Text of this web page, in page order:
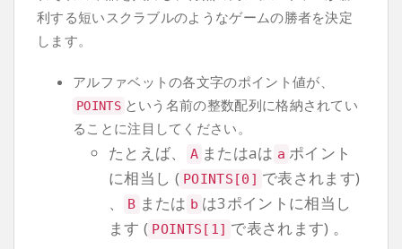
利する短いスクラブルのようなゲームの勝者を決定
します。
アルファベットの各文字のポイント値が、
POINTS という名前の整数配列に格納されてい
ることに注目してください。
たとえば、 A またはaは a ポイント
に相当し ( POINTS [0 ] で表されます)
、
B または b は3ポイントに相当し
ます ( POINTS [ 1] で表されます) 。